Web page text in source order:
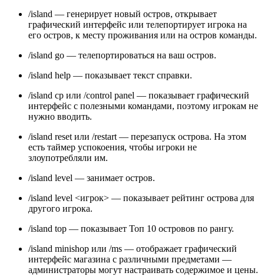
/island — генерирует новый остров, открывает
графический интерфейс или телепортирует игрока на
его остров, к месту проживания или на остров команды.
/island go — телепортироваться на ваш остров.
/island help — показывает текст справки.
/island cp или /control panel — показывает графический
интерфейс с полезными командами, поэтому игрокам не
нужно вводить.
/island reset или /restart — перезапуск острова. На этом
есть таймер успокоения, чтобы игроки не
злоупотребляли им.
/island level — занимает остров.
/island level <игрок> — показывает рейтинг острова для
другого игрока.
/island top — показывает Топ 10 островов по рангу.
/island minishop или /ms — отображает графический
интерфейс магазина с различными предметами —
администраторы могут настраивать содержимое и цены.